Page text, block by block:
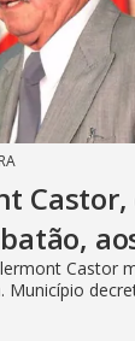
Castor,
Castor
Município